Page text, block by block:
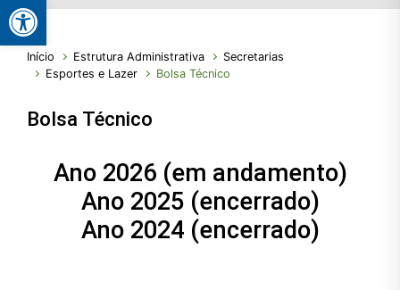
Início Estrutura Administrativa
Secretarias
Esportes e Lazer
Bolsa Técnico
Bolsa Técnico
Ano 2026 (em andamento)
Ano 2025 (encerrado)
Ano 2024 (encerrado)